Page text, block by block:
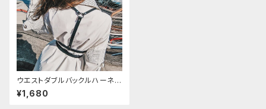
ウエストダブルバックルハーネス
ベルト
¥1,680